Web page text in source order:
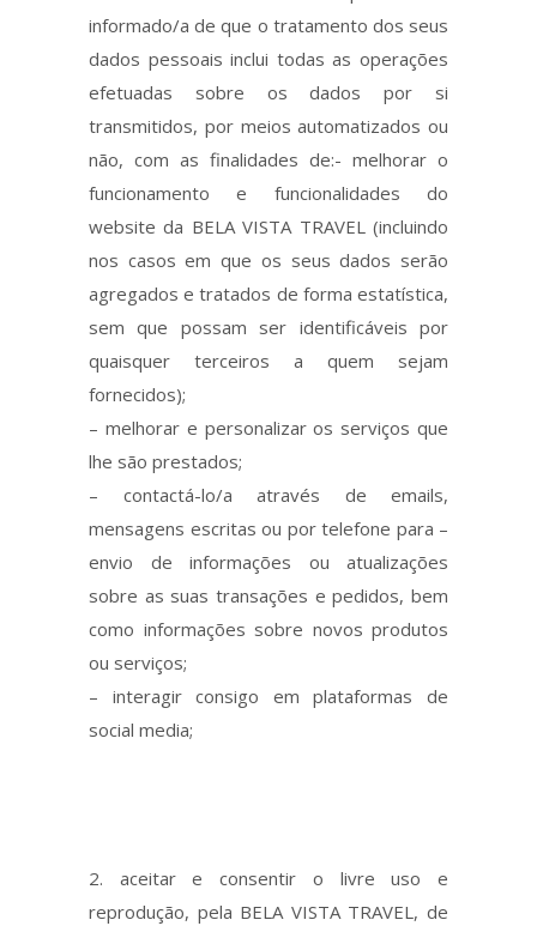
informado/a de que o tratamento dos seus
dados pessoais inclui todas as operações
efetuadas sobre os dados por si
transmitidos, por meios automatizados ou
não, com as finalidades de:- melhorar o
funcionamento e funcionalidades do
website da BELA VISTA TRAVEL (incluindo
nos casos em que os seus dados serão
agregados e tratados de forma estatística,
sem que possam ser identificáveis por
quaisquer terceiros a quem sejam
fornecidos);
– melhorar e personalizar os serviços que
lhe são prestados;
– contactá-lo/a através de emails,
mensagens escritas ou por telefone para –
envio de informações ou atualizações
sobre as suas transações e pedidos, bem
como informações sobre novos produtos
ou serviços;
– interagir consigo em plataformas de
social media;
aceitar e consentir o livre uso e
reprodução, pela BELA VISTA TRAVEL, de